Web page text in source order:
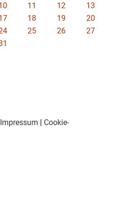
11 12
13
18 19
20
25 26
27
Impressum | Cookie-